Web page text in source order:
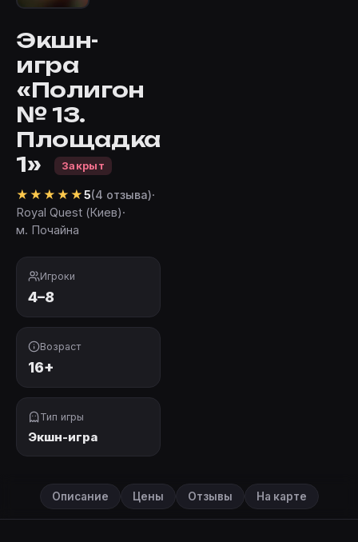
Экшн-
игра
«Полигон
№ 13.
Площадка
1»
Закрыт
★ ★ ★ ★ ★5(4 отзыва)·
Royal Quest (Киев)·
м. Почайна
Игроки
4–8
Возраст
16+
Тип игры
Экшн-игра
Описание Цены Отзывы На карте